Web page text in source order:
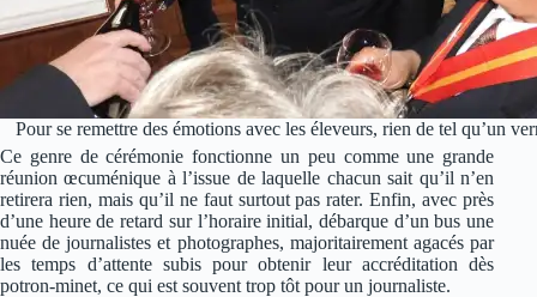
Pour se remettre des émotions avec les éleveurs, rien de tel qu’un
Ce genre de cérémonie fonctionne un peu comme une grande
réunion œcuménique à l’issue de laquelle chacun sait qu’il n’en
retirera rien, mais qu’il ne faut surtout pas rater. Enfin, avec près
d’une heure de retard sur l’horaire initial, débarque d’un bus une
nuée de journalistes et photographes, majoritairement agacés par
les temps d’attente subis pour obtenir leur accréditation dès
potron-minet, ce qui est souvent trop tôt pour un journaliste.